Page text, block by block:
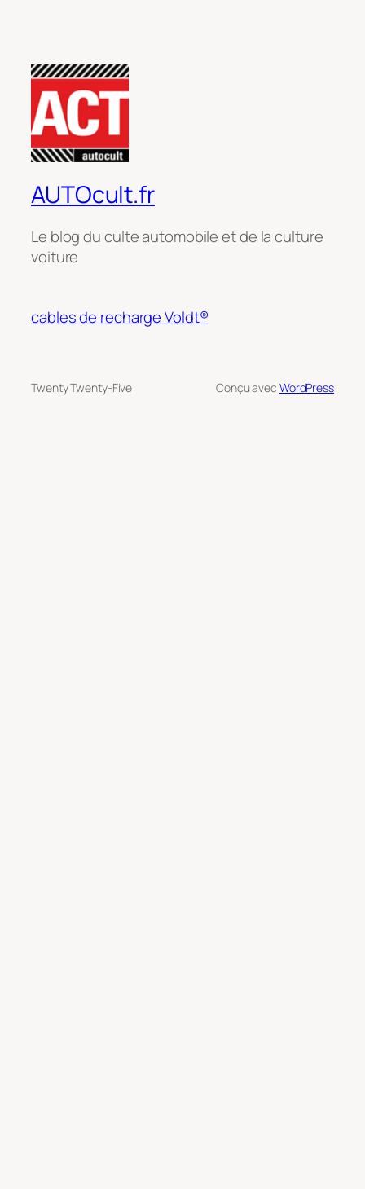
AUTOcult.fr
Le blog du culte automobile et de la culture
voiture
cables de recharge Voldt®
Twenty Twenty-Five Conçu avec WordPress